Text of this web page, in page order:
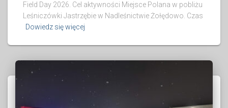
Field Day 2026. Cel aktywności Miejsce Polana w pobliżu
Leśniczówki Jastrzębie w Nadleśnictwie Żołędowo. Czas
Dowiedz się więcej